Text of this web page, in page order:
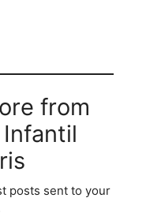
from
posts sent to your